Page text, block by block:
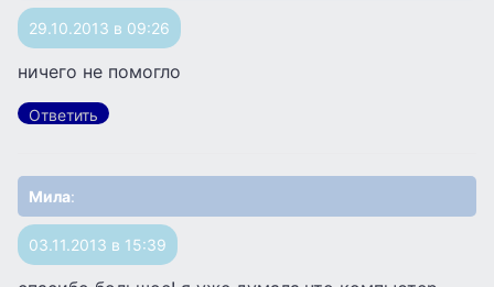
29.10.2013 в 09:26
ничего не помогло
Ответить
Мила:
03.11.2013 в 15:39